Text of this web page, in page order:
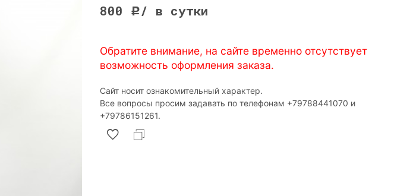
800 Р / в сутки
Обратите внимание, на сайте временно отсутствует
возможность оформления заказа.
Сайт носит ознакомительный характер.
Все вопросы просим задавать по телефонам ‎+79788441070 и
‎+79786151261.